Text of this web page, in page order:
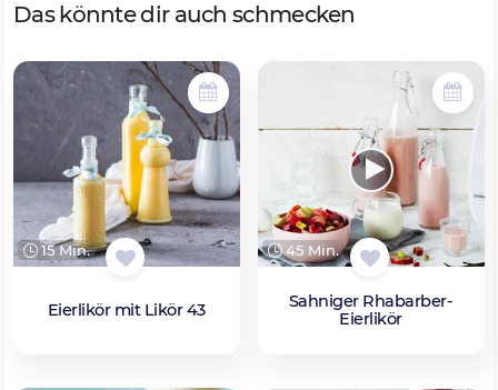
Das könnte dir auch schmecken
15 Min.
Eierlikör mit Likör 43
45 Min.
Sahniger Rhabarber-
Eierlikör